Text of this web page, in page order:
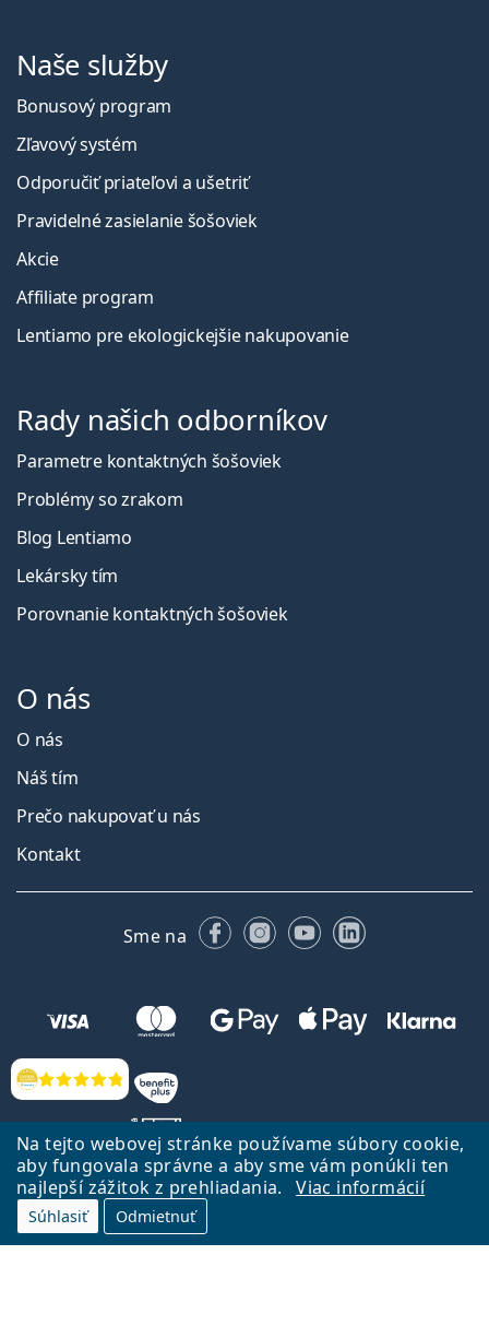
Na tejto webovej stránke používame súbory cookie,
aby fungovala správne a aby sme vám ponúkli ten
najlepší zážitok z prehliadania.
Viac informácií
Súhlasiť Odmietnuť
Hodnotenia
Naše služby
Bonusový program
Zľavový systém
Odporučiť priateľovi a ušetriť
Pravidelné zasielanie šošoviek
Akcie
Affiliate program
Lentiamo pre ekologickejšie nakupovanie
Rady našich odborníkov
Parametre kontaktných šošoviek
Problémy so zrakom
Blog Lentiamo
Lekársky tím
Porovnanie kontaktných šošoviek
O nás
O nás
Náš tím
Prečo nakupovať u nás
Kontakt
Sme na FacebookuInstagrame
YouTubeLinkedIn
Späť na Úvodnu stránku
Lentiamo.sk vlastní a prevádzkuje spoločnosť Lentiamo s.r.o., Česká